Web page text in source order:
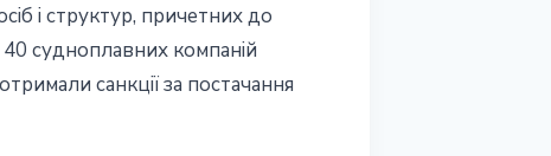
і структур, причетних до
40 судноплавних компаній
санкції за постачання